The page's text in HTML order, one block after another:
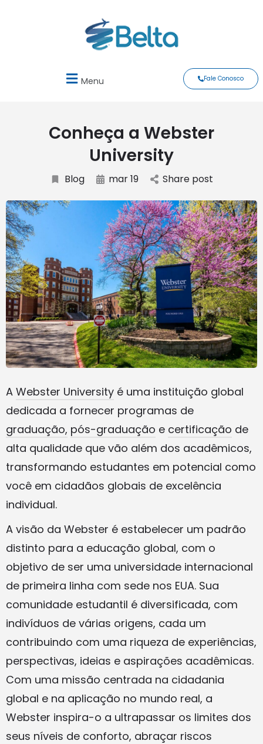
Menu Fale Conosco
Conheça a Webster
University
Blog mar 19 Share post
A Webster University é uma instituição global
dedicada a fornecer programas de
graduação, pós-graduação e certificação de
alta qualidade que vão além dos acadêmicos,
transformando estudantes em potencial como
você em cidadãos globais de excelência
individual.
A visão da Webster é estabelecer um padrão
distinto para a educação global, com o
objetivo de ser uma universidade internacional
de primeira linha com sede nos EUA. Sua
comunidade estudantil é diversificada, com
indivíduos de várias origens, cada um
contribuindo com uma riqueza de experiências,
perspectivas, ideias e aspirações acadêmicas.
Com uma missão centrada na cidadania
global e na aplicação no mundo real, a
Webster inspira-o a ultrapassar os limites dos
seus níveis de conforto, abraçar riscos